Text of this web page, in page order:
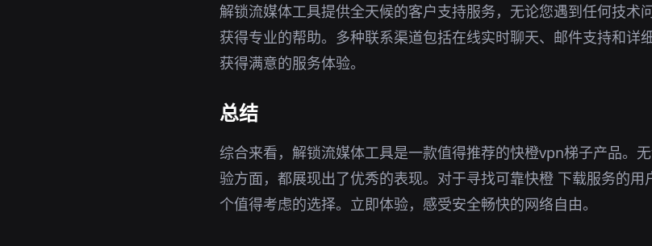
解锁流媒体工具提供全天候的客户支持服务，无论您遇到任何技术
获得专业的帮助。多种联系渠道包括在线实时聊天、邮件支持和详
获得满意的服务体验。
总结
综合来看，解锁流媒体工具是一款值得推荐的快橙vpn梯子产品。
验方面，都展现出了优秀的表现。对于寻找可靠快橙 下载服务的
个值得考虑的选择。立即体验，感受安全畅快的网络自由。